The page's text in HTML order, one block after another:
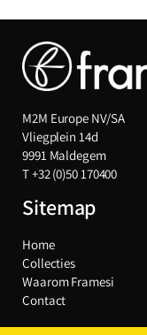
M2M Europe NV/SA
Vliegplein 14d
9991 Maldegem
T+32 (0)50 170400
Sitemap
Home
Collecties
Waarom Framesi
Contact